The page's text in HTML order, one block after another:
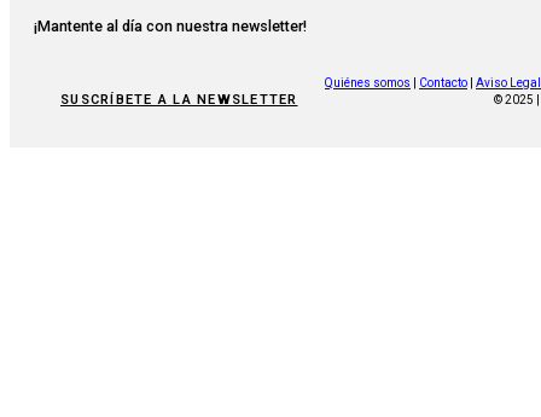
¡Mantente al día con nuestra newsletter!
SUSCRÍBETE A LA NEWSLETTER
Quiénes somos Contacto
Aviso Legal
© 2025